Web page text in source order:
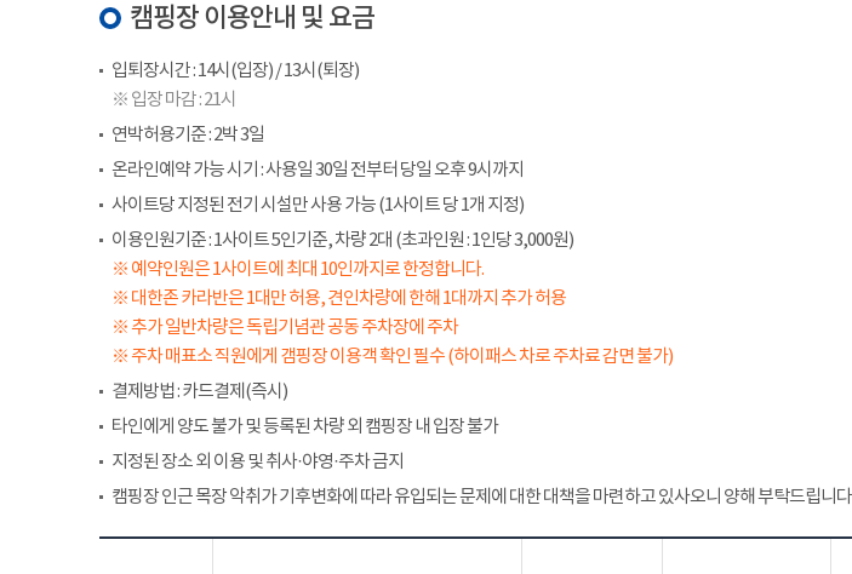
캠핑장 이용안내 및 요금
입퇴장시간 : 14시(입장) / 13시(퇴장)
※ 입장 마감 : 21시
연박허용기준 : 2박 3일
온라인예약 가능 시기 : 사용일 30일 전부터 당일 오후 9시까지
사이트당 지정된 전기 시설만 사용 가능 (1사이트 당 1개 지정)
이용인원기준 : 1사이트 5인기준, 차량 2대 (초과인원 : 1인당 3,000원)
※ 예약인원은 1사이트에 최대 10인까지로 한정합니다.
※ 대한존 카라반은 1대만 허용, 견인차량에 한해 1대까지 추가 허용
※ 추가 일반차량은 독립기념관 공동 주차장에 주차
※ 주차 매표소 직원에게 갬핑장 이용객 확인 필수 (하이패스 차로 주차료 감면 불가)
결제방법 : 카드결제(즉시)
타인에게 양도 불가 및 등록된 차량 외 캠핑장 내 입장 불가
지정된 장소 외 이용 및 취사·야영·주차 금지
캠핑장 인근 목장 악취가 기후변화에 따라 유입되는 문제에 대한 대책을 마련하고 있사오니 양해 부탁드립니